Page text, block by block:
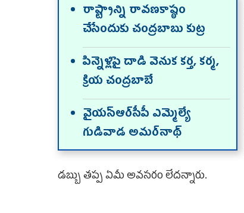
రాష్ట్రాన్ని రావణకాష్ఠం
చేసేందుకు చంద్రబాబు కుట్ర
పిన్నెళ్లిపై దాడి వెనుక కర్త, కర్మ,
క్రియ చంద్రబాబే
వైయస్‌ఆర్‌సీపీ ఎమ్మెల్యే
గుడివాడ అమర్‌నాథ్‌
డబ్బు తప్ప ఏమీ అవసరం లేదన్నారు.